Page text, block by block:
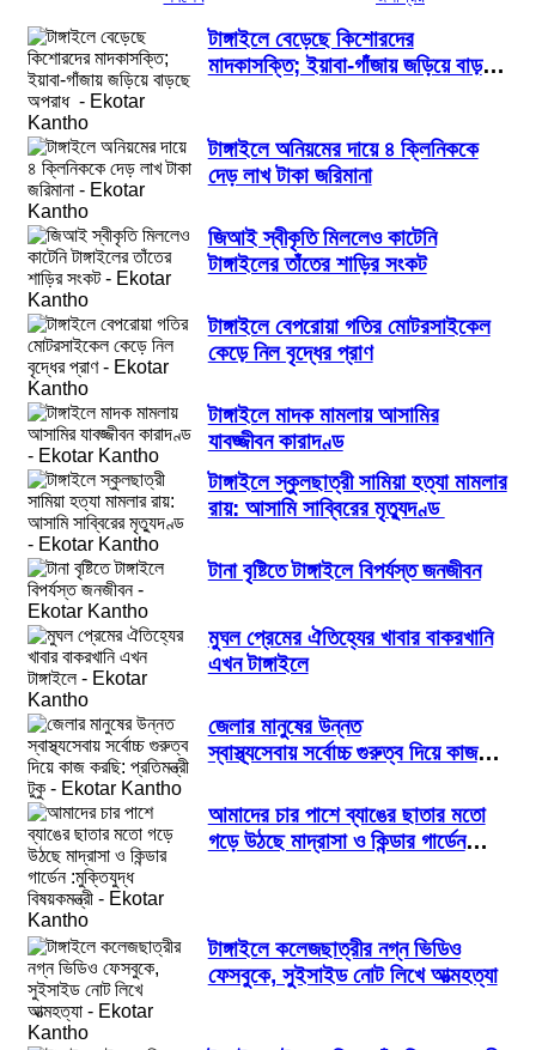
টাঙ্গাইলে বেড়েছে কিশোরদের
মাদকাসক্তি; ইয়াবা-গাঁজায় জড়িয়ে বাড়ছে
টাঙ্গাইলে অনিয়মের দায়ে ৪ ক্লিনিককে
দেড় লাখ টাকা জরিমানা
জিআই স্বীকৃতি মিললেও কাটেনি
টাঙ্গাইলের তাঁতের শাড়ির সংকট
টাঙ্গাইলে বেপরোয়া গতির মোটরসাইকেল
কেড়ে নিল বৃদ্ধের প্রাণ
টাঙ্গাইলে মাদক মামলায় আসামির
যাবজ্জীবন কারাদণ্ড
টাঙ্গাইলে স্কুলছাত্রী সামিয়া হত্যা মামলার
রায়: আসামি সাব্বিরের মৃত্যুদণ্ড
টানা বৃষ্টিতে টাঙ্গাইলে বিপর্যস্ত জনজীবন
মুঘল প্রেমের ঐতিহ্যের খাবার বাকরখানি
এখন টাঙ্গাইলে
জেলার মানুষের উন্নত
স্বাস্থ্যসেবায় সর্বোচ্চ গুরুত্ব দিয়ে কাজ
আমাদের চার পাশে ব্যাঙের ছাতার মতো
গড়ে উঠছে মাদ্রাসা ও কিন্ডার গার্ডেন
টাঙ্গাইলে কলেজছাত্রীর নগ্ন ভিডিও
ফেসবুকে, সুইসাইড নোট লিখে আত্মহত্যা